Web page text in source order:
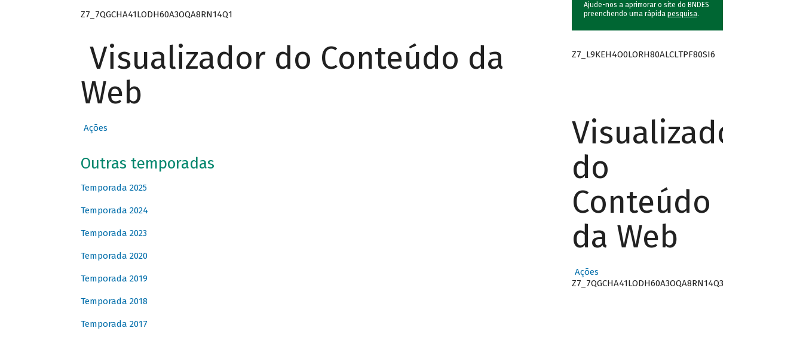
Z7_7QGCHA41LODH60A3OQA8RN14Q1
Visualizador do Conteúdo da
Web
Ações
Outras temporadas
Temporada 2025
Temporada 2024
Temporada 2023
Temporada 2020
Temporada 2019
Temporada 2018
Temporada 2017
Ajude-nos a aprimorar o site do BNDES
preenchendo uma rápida pesquisa.
Z7_L9KEH4O0LORH80ALCLTPF80SI6
Visualizador
do
Conteúdo
da Web
Ações
Z7_7QGCHA41LODH60A3OQA8RN14Q3